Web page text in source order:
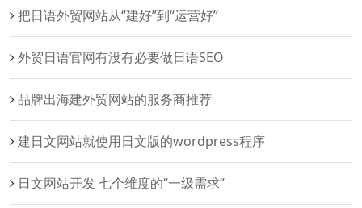
把日语外贸网站从“建好”到“运营好”
外贸日语官网有没有必要做日语SEO
品牌出海建外贸网站的服务商推荐
建日文网站就使用日文版的wordpress程序
日文网站开发 七个维度的“一级需求”